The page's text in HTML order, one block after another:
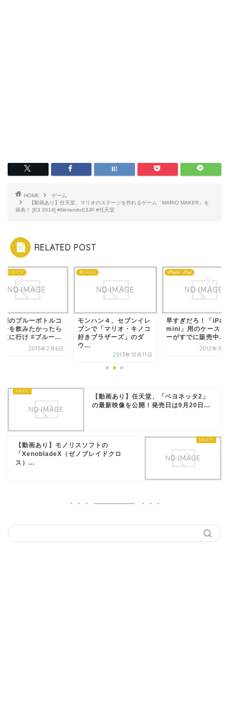
HOME
ゲーム
【動画あり】任天堂、マリオのステージを作れるゲーム「MARIO MAKER」を
発表！ [E3 2014] #NintendoE3JP #任天堂
RELATED POST
・スイーツ
列のブルーボトルコ
ーを飲みたかったら
道に行け #ブルー...
2015年2月6日
モンハン
モンハン４、セブンイレ
ブンで「マリオ・キノコ
好きブラザーズ」のダ
ウ...
2013年10月11日
iPhone・iPad
早すぎだろ！「iPad
mini」用のケース・
ーがすでに販売中...
2012年10
【動画あり】任天堂、「ベヨネッタ2」
の最新映像を公開！発売日は9月20日...
【動画あり】モノリスソフトの
「XenobladeX（ゼノブレイドクロ
ス）...